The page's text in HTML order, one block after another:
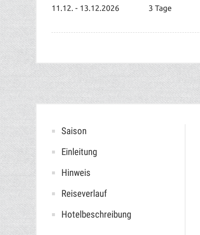
11.12. - 13.12.2026 3 Tage
Saison
Einleitung
Hinweis
Reiseverlauf
Hotelbeschreibung